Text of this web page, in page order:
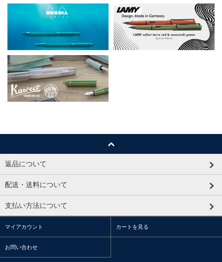
返品について
配送・送料について
支払い方法について
マイアカウント カートを見る
お問い合わせ